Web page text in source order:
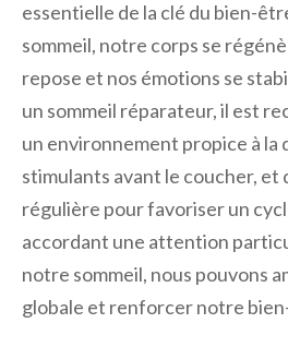
essentielle de la clé du bien-
sommeil, notre corps se
repose et nos émotions se
un sommeil réparateur, il est
un environnement propice à la
stimulants avant le coucher, et
régulière pour favoriser un
accordant une attention
notre sommeil, nous pouvons
globale et renforcer notre